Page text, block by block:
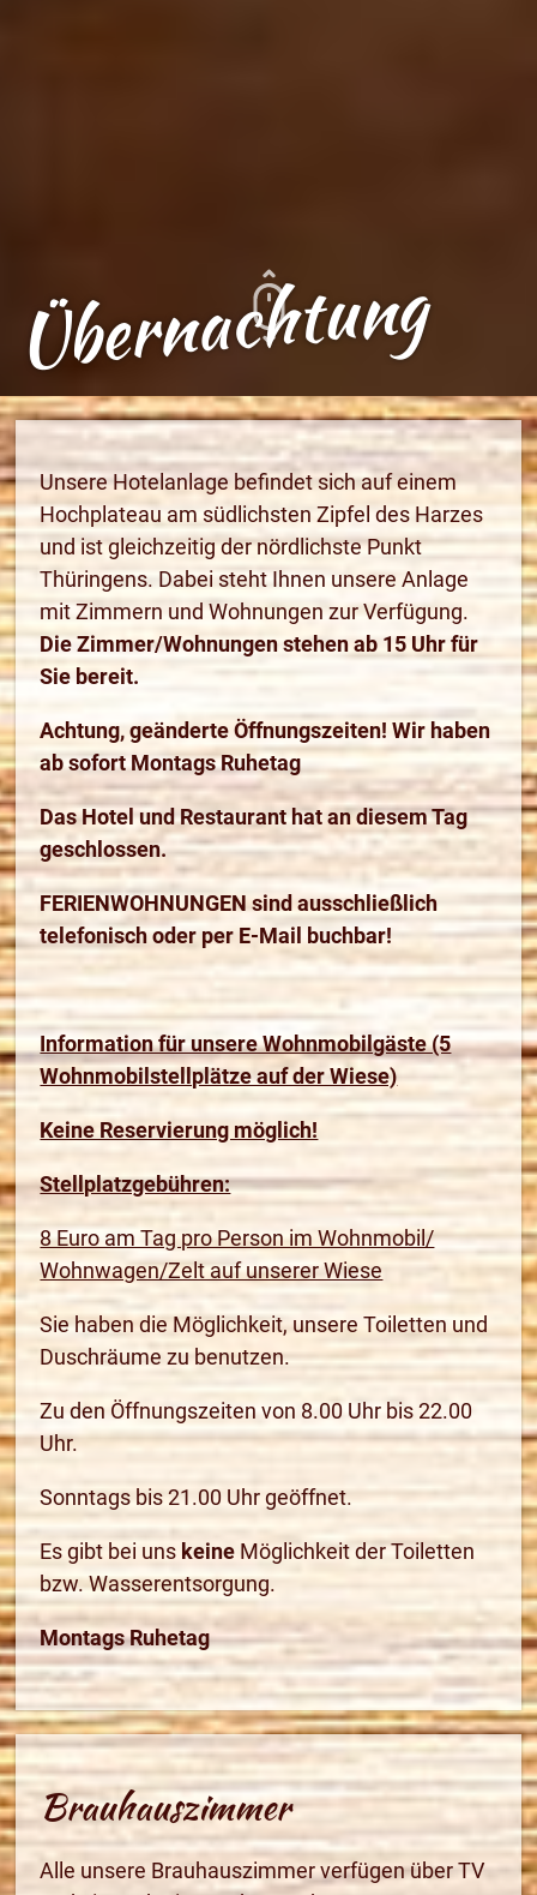
Übernachtung
Unsere Hotelanlage befindet sich auf einem
Hochplateau am südlichsten Zipfel des Harzes
und ist gleichzeitig der nördlichste Punkt
Thüringens. Dabei steht Ihnen unsere Anlage
mit Zimmern und Wohnungen zur Verfügung.
Die Zimmer/Wohnungen stehen ab 15 Uhr für
Sie bereit.
Achtung, geänderte Öffnungszeiten! Wir haben
ab sofort Montags Ruhetag
Das Hotel und Restaurant hat an diesem Tag
geschlossen.
FERIENWOHNUNGEN sind ausschließlich
telefonisch oder per E-Mail buchbar!
Information für unsere Wohnmobilgäste (5
Wohnmobilstellplätze auf der Wiese)
Keine Reservierung möglich!
Stellplatzgebühren:
8 Euro am Tag pro Person im Wohnmobil/
Wohnwagen/Zelt auf unserer Wiese
Sie haben die Möglichkeit, unsere Toiletten und
Duschräume zu benutzen.
Zu den Öffnungszeiten von 8.00 Uhr bis 22.00
Uhr.
Sonntags bis 21.00 Uhr geöffnet.
Es gibt bei uns keine Möglichkeit der Toiletten
bzw. Wasserentsorgung.
Montags Ruhetag
Brauhauszimmer
Alle unsere Brauhauszimmer verfügen über TV